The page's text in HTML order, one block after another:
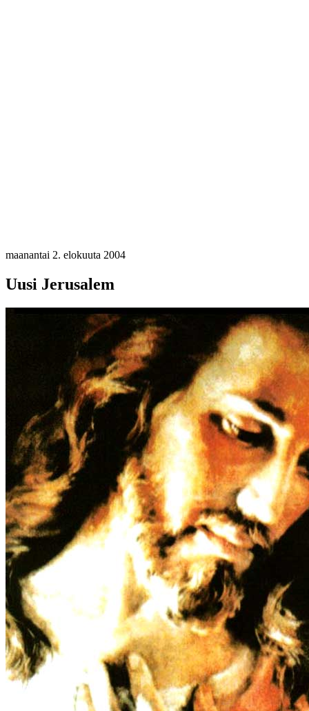
maanantai 2. elokuuta 2004
Uusi Jerusalem